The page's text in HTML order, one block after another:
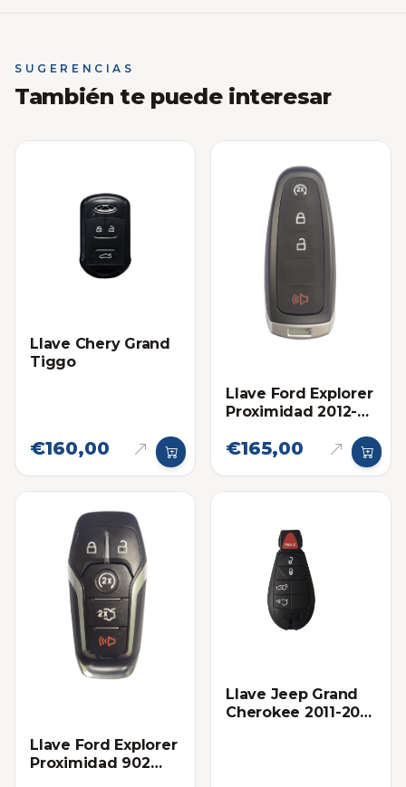
SUGERENCIAS
También te puede interesar
Llave Chery Grand
Tiggo
€160,00
Llave Ford Explorer
Proximidad 2012-
original
€165,00
Llave Ford Explorer
Proximidad 902
Llave Jeep Grand
Cherokee 2011-2013